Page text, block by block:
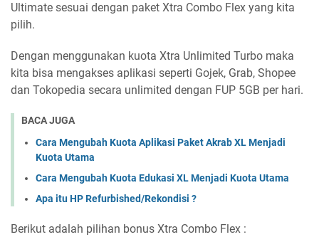
Ultimate sesuai dengan paket Xtra Combo Flex yang kita
pilih.
Dengan menggunakan kuota Xtra Unlimited Turbo maka
kita bisa mengakses aplikasi seperti Gojek, Grab, Shopee
dan Tokopedia secara unlimited dengan FUP 5GB per hari.
BACA JUGA
Cara Mengubah Kuota Aplikasi Paket Akrab XL Menjadi
Kuota Utama
Cara Mengubah Kuota Edukasi XL Menjadi Kuota Utama
Apa itu HP Refurbished/Rekondisi ?
Berikut adalah pilihan bonus Xtra Combo Flex :